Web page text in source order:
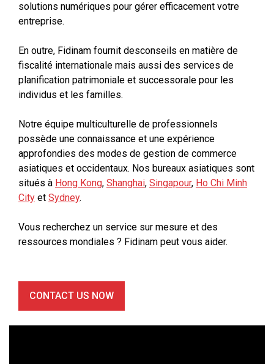
solutions numériques pour gérer efficacement votre
entreprise.
En outre, Fidinam fournit desconseils en matière de
fiscalité internationale mais aussi des services de
planification patrimoniale et successorale pour les
individus et les familles.
Notre équipe multiculturelle de professionnels
possède une connaissance et une expérience
approfondies des modes de gestion de commerce
asiatiques et occidentaux. Nos bureaux asiatiques sont
situés à Hong Kong, Shanghai, Singapour, Ho Chi Minh
City et Sydney.
Vous recherchez un service sur mesure et des
ressources mondiales ? Fidinam peut vous aider.
CONTACT US NOW